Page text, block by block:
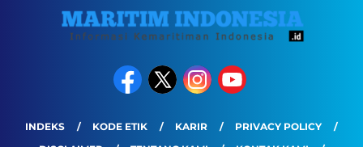
INDEKS KODE ETIK KARIR
PRIVACY POLICY